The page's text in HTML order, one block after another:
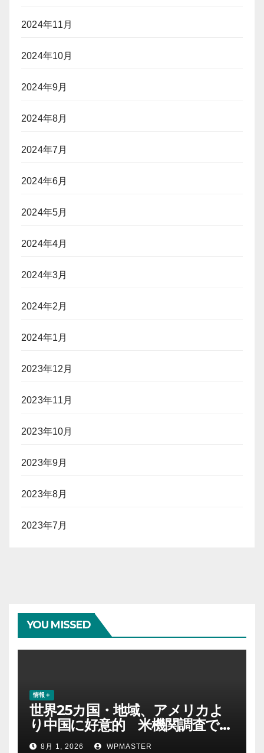
2024年11月
2024年10月
2024年9月
2024年8月
2024年7月
2024年6月
2024年5月
2024年4月
2024年3月
2024年2月
2024年1月
2023年12月
2023年11月
2023年10月
2023年9月
2023年8月
2023年7月
YOU MISSED
情報＋
世界25カ国・地域、アメリカよ
り中国に好意的 米機関調査で初
めて多数派に
8月 1, 2026 WPMASTER